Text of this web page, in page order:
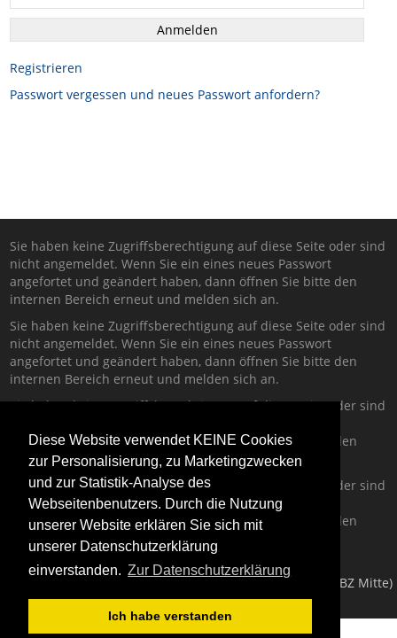
Diese Website verwendet KEINE Cookies
zur Personalisierung, zu Marketingzwecken
und zur Statistik-Analyse des
Webseitenbenutzers. Durch die Nutzung
unserer Website erklären Sie sich mit
unserer Datenschutzerklärung
einverstanden. Zur Datenschutzerklärung
Ich habe verstanden
Registrieren
Passwort vergessen und neues Passwort anfordern?
Sie haben keine Zugriffsberechtigung auf diese Seite oder sind
nicht angemeldet. Wenn Sie ein eines neues Passwort
angefortet und geändert haben, dann öffnen Sie bitte den
internen Bereich erneut und melden sich an.
Sie haben keine Zugriffsberechtigung auf diese Seite oder sind
nicht angemeldet. Wenn Sie ein eines neues Passwort
angefortet und geändert haben, dann öffnen Sie bitte den
internen Bereich erneut und melden sich an.
Sie haben keine Zugriffsberechtigung auf diese Seite oder sind
angefortet und geändert haben, dann öffnen Sie bitte den
internen Bereich erneut und melden sich an.
Sie haben keine Zugriffsberechtigung auf diese Seite oder sind
nicht angemeldet. Wenn Sie ein eines neues Passwort
angefortet und geändert haben, dann öffnen Sie bitte den
internen Bereich erneut und melden sich an.
Technisches Bildungszentrum Mitte (TBZ Mitte)